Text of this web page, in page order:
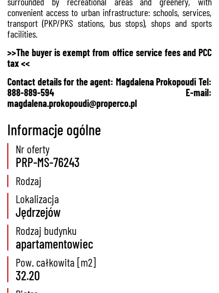
convenient access to urban infrastructure: schools, services,
transport (PKP/PKS stations, bus stops), shops and sports
facilities.
>>The buyer is exempt from office service fees and PCC
tax <<
Contact details for the agent: Magdalena Prokopoudi Tel:
888-889-594 E-mail:
magdalena.prokopoudi@properco.pl
Informacje ogólne
Nr oferty
PRP-MS-76243
Rodzaj
Lokalizacja
Jędrzejów
Rodzaj budynku
apartamentowiec
Pow. całkowita [m2]
32.20